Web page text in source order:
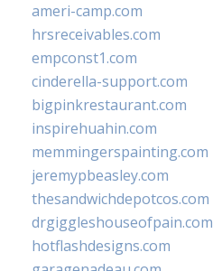
ameri-camp.com
hrsreceivables.com
empconst1.com
cinderella-support.com
bigpinkrestaurant.com
inspirehuahin.com
memmingerspainting.com
jeremypbeasley.com
thesandwichdepotcos.com
drgiggleshouseofpain.com
hotflashdesigns.com